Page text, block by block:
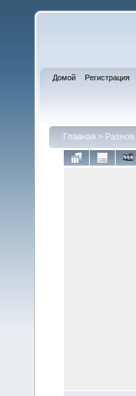
Домой Регистрация
Главная > Разное